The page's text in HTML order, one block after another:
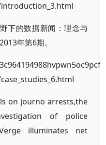
的数据新闻：理念与
年第6期。
on journo arrests,the
of police
illuminates net